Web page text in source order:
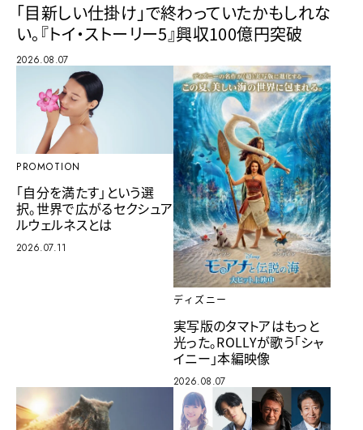
「目新しい仕掛け」で終わっていたかもしれな
い。『トイ・ストーリー5』興収100億円突破
2026.08.07
PROMOTION
「自分を満たす」という選
択。世界で広がるセクシュア
ルウェルネスとは
2026.07.11
ディズニー
実写版のタマトアはもっと
光った。ROLLYが歌う「シャ
イニー」本編映像
2026.08.07